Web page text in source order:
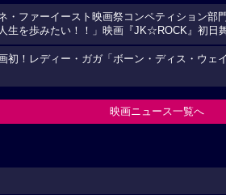
・ファーイースト映画祭コンペティション部
生を歩みたい！！」映画『JK☆ROCK』初日
初！レディー・ガガ「ボーン・ディス・ウェ
映画ニュース一覧へ